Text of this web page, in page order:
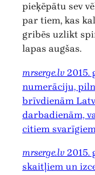
pieķēpātu sev
par tiem, kas
gribēs uzlikt
lapas augšas.
mrserge.lv 2015.
numerāciju,
brīvdienām
darbadienām,
citiem
mrserge.lv 2015.
skaitļiem un